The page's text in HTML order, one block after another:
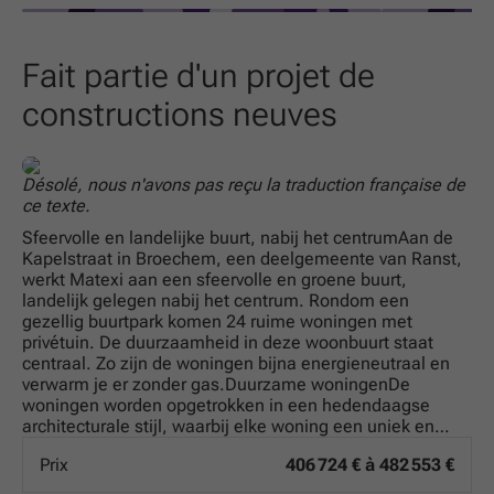
bénéficier d’un environnement résidentiel calme tout en
avec diverses infrastructures facilite la vie quotidienne,
que ce soit pour accéder aux écoles, commerces ou
services locaux. Pour toute information complémentaire
Christophe Blassieaux par téléphone au
àContact. Ne laissez pas passer cette opportunité
adaptée aux besoins d’une famille souhaitant s’installer
dans la région de Broechem.
* Ce texte est généré à partir d’une intelligence
artificielle.
Fait partie d'un projet de
constructions neuves
Désolé, nous n'avons pas reçu la traduction française de
ce texte.
Sfeervolle en landelijke buurt, nabij het centrumAan de
Kapelstraat in Broechem, een deelgemeente van Ranst,
werkt Matexi aan een sfeervolle en groene buurt,
landelijk gelegen nabij het centrum. Rondom een
gezellig buurtpark komen 24 ruime woningen met
privétuin. De duurzaamheid in deze woonbuurt staat
centraal. Zo zijn de woningen bijna energieneutraal en
verwarm je er zonder gas.Duurzame woningenDe
woningen worden opgetrokken in een hedendaagse
architecturale stijl, waarbij elke woning een uniek en
te verwarmen. Ze bieden al het moderne comfort,
Prix 406 724 € à 482 553 €